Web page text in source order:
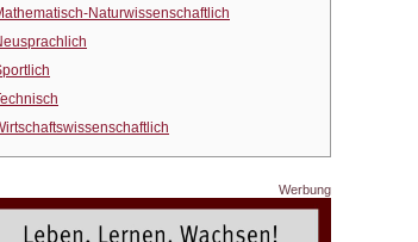
Naturwissenschaftlich
Werbung